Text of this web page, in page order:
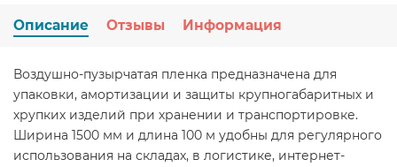
Описание Отзывы Информация
Воздушно-пузырчатая пленка предназначена для
упаковки, амортизации и защиты крупногабаритных и
хрупких изделий при хранении и транспортировке.
Ширина 1500 мм и длина 100 м удобны для регулярного
использования на складах, в логистике, интернет-